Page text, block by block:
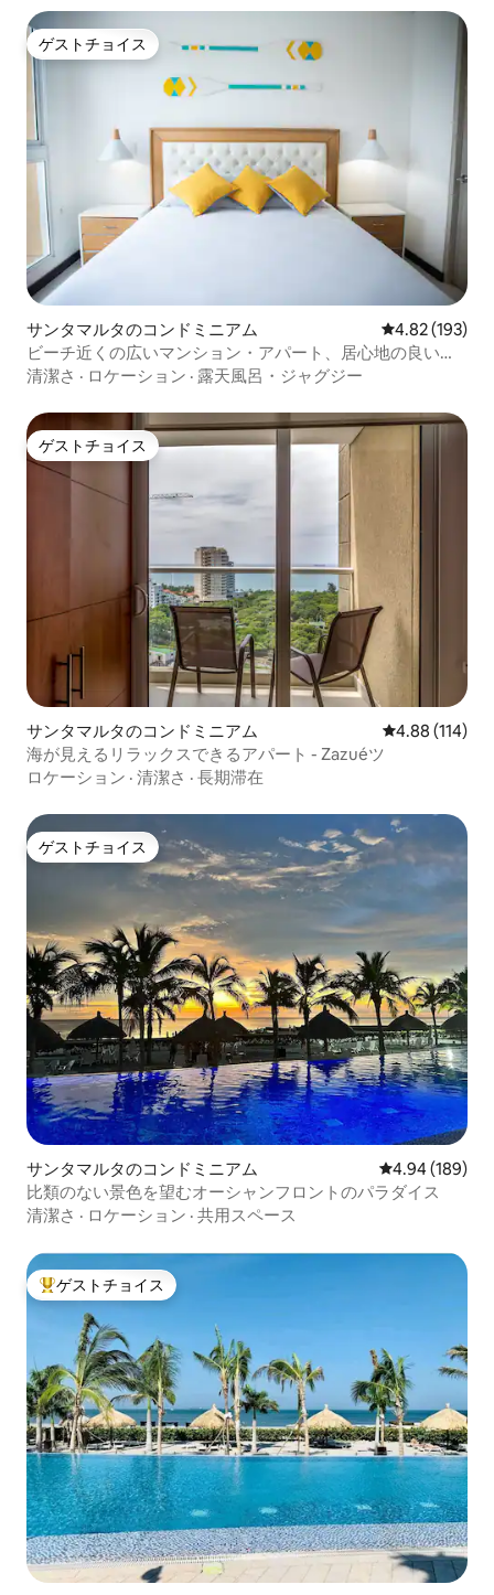
ゲストチョイス
ゲストチョイス
サンタマルタのコンドミニアム レビュー193
4.82 (193)
ビーチ近くの広いマンション・アパート、居心地の良いフ
ァミリー向け宿泊先、プール
清潔さ · ロケーション · 露天風呂・ジャグジー
ゲストチョイス
ゲストチョイス
サンタマルタのコンドミニアム レビュー114
4.88 (114)
海が見えるリラックスできるアパート - Zazuéツ
ロケーション · 清潔さ · 長期滞在
ゲストチョイス
ゲストチョイス
サンタマルタのコンドミニアム レビュー189
4.94 (189)
比類のない景色を望むオーシャンフロントのパラダイス
清潔さ · ロケーション · 共用スペース
大好評のゲストチョイスです。
ゲストチョイス